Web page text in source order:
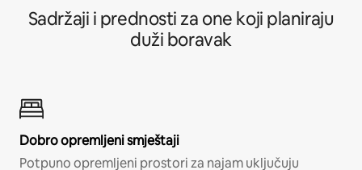
Sadržaji i prednosti za one koji planiraju
duži boravak
Dobro opremljeni smještaji
Potpuno opremljeni prostori za najam uključuju